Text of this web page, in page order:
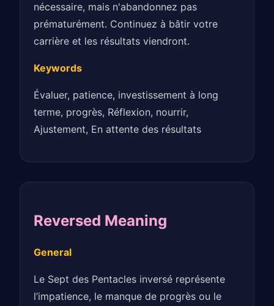
nécessaire, mais n'abandonnez pas
prématurément. Continuez à bâtir votre
carrière et les résultats viendront.
Keywords
Évaluer, patience, investissement à long
terme, progrès, Réflexion, nourrir,
Ajustement, En attente des résultats
Reversed Meaning
General
Le Sept des Pentacles inversé représente
l’impatience, le manque de progrès ou le